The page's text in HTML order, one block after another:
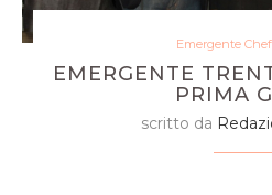
Emergente
EMERGENTE
PRIMA
scritto da